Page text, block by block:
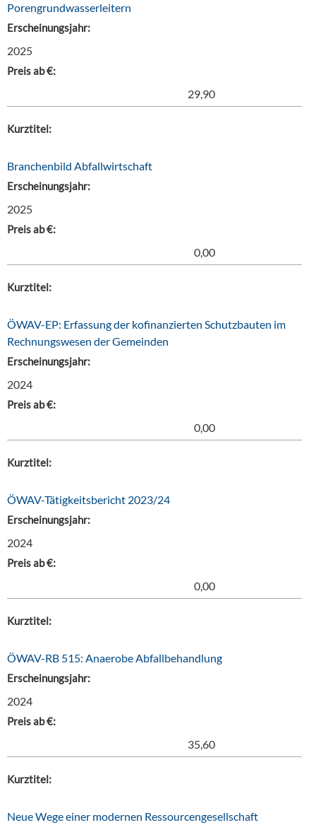
Porengrundwasserleitern
Erscheinungsjahr:
2025
Preis ab €:
29,90
Kurztitel:
Branchenbild Abfallwirtschaft
Erscheinungsjahr:
2025
Preis ab €:
0,00
Kurztitel:
ÖWAV-EP: Erfassung der kofinanzierten Schutzbauten im
Rechnungswesen der Gemeinden
Erscheinungsjahr:
2024
Preis ab €:
0,00
Kurztitel:
ÖWAV-Tätigkeitsbericht 2023/24
Erscheinungsjahr:
2024
Preis ab €:
0,00
Kurztitel:
ÖWAV-RB 515: Anaerobe Abfallbehandlung
Erscheinungsjahr:
2024
Preis ab €:
35,60
Kurztitel:
Neue Wege einer modernen Ressourcengesellschaft